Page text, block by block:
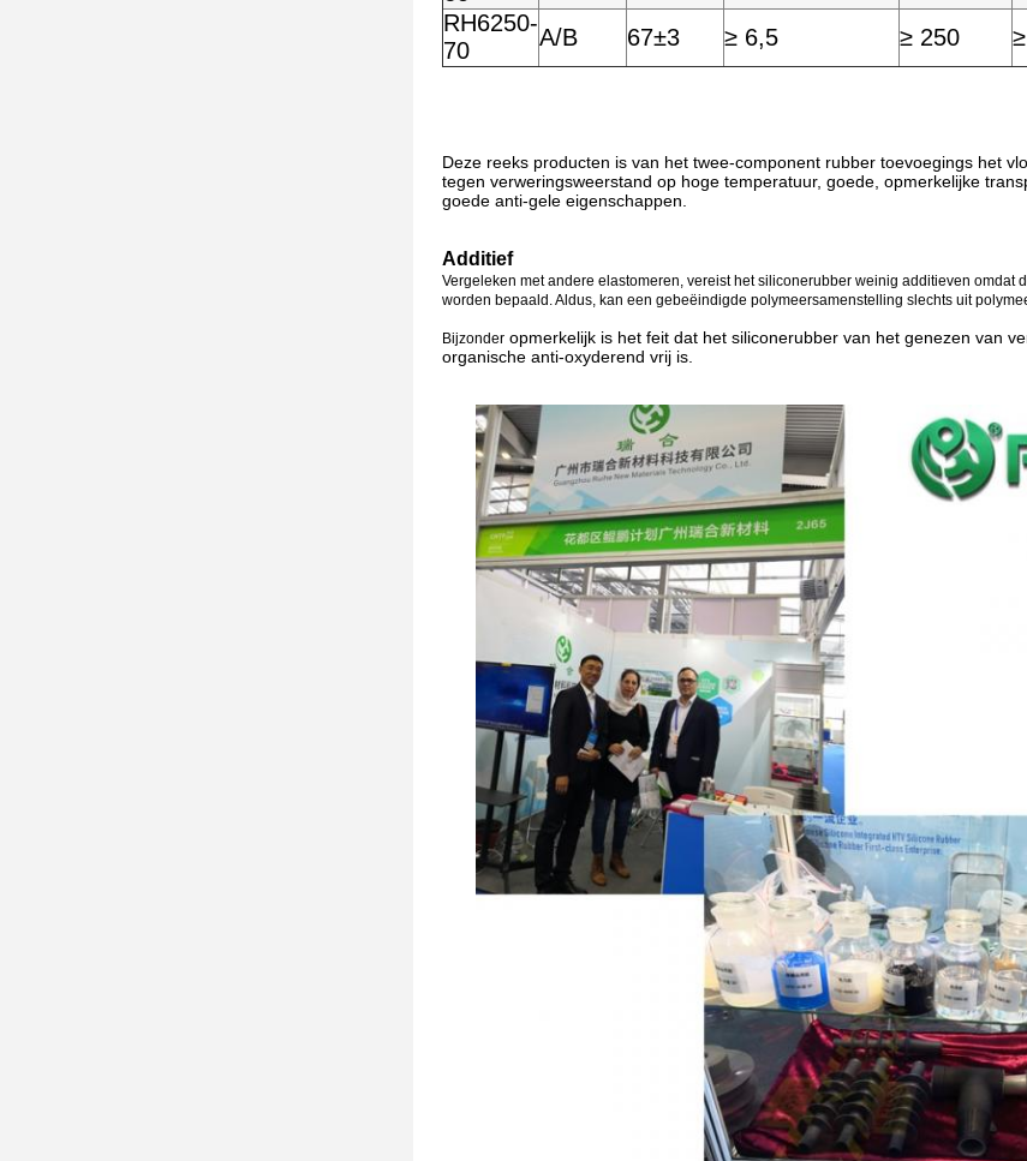
RH6250-
70
A/B 67±3 ≥ 6,5 ≥ 250
Deze reeks producten is van het twee-component rubber toevoegings het
tegen verweringsweerstand op hoge temperatuur, goede, opmerkelijke
goede anti-gele eigenschappen.
Additief
Vergeleken met andere elastomeren, vereist het siliconerubber weinig additieven
worden bepaald. Aldus, kan een gebeëindigde polymeersamenstelling slechts uit
Bijzonder opmerkelijk is het feit dat het siliconerubber van het genezen van
organische anti-oxyderend vrij is.